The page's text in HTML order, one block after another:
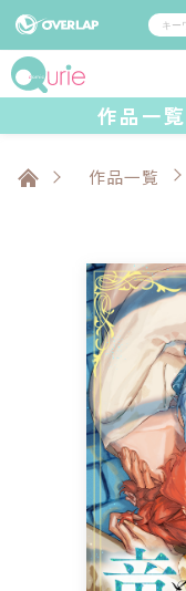
コミック
コミックガルド
コミッククリエ
LiQulle
コミックエッセイ
ポケットモンスター
アニメ
作品一覧
作品一覧